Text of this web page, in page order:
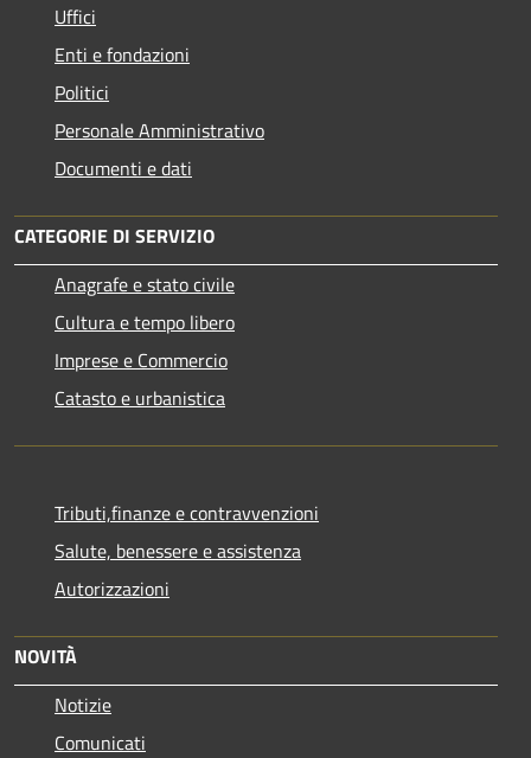
Uffici
Enti e fondazioni
Politici
Personale Amministrativo
Documenti e dati
CATEGORIE DI SERVIZIO
Anagrafe e stato civile
Cultura e tempo libero
Imprese e Commercio
Catasto e urbanistica
Tributi,finanze e contravvenzioni
Salute, benessere e assistenza
Autorizzazioni
NOVITÀ
Notizie
Comunicati